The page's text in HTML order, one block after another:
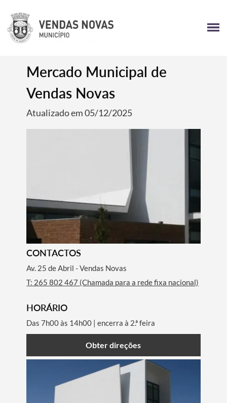
Mercado Municipal de
Vendas Novas
Atualizado em 05/12/2025
CONTACTOS
Av. 25 de Abril - Vendas Novas
T: 265 802 467 (Chamada para a rede fixa nacional)
HORÁRIO
Das 7h00 às 14h00 | encerra à 2.ª feira
Obter direções